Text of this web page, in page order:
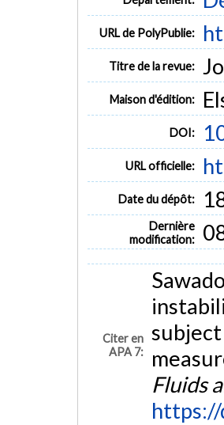
URL de PolyPublie:
Titre de la revue:
Maison d'édition:
DOI:
URL officielle:
Date du dépôt:
Dernière
modification:
Citer en
APA 7:
Fluids